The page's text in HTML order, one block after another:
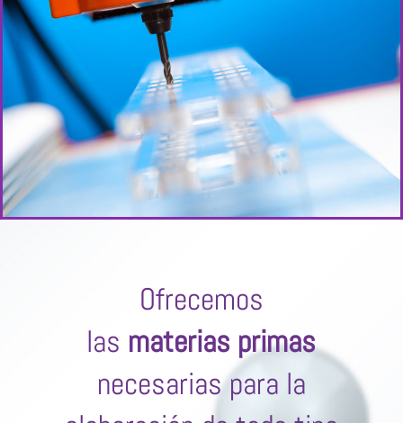
Ofrecemos
las materias primas
necesarias para la